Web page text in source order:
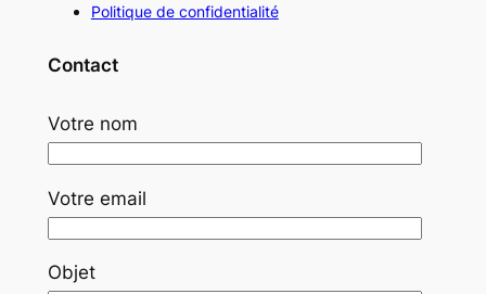
Politique de confidentialité
Contact
Votre nom
Votre email
Objet